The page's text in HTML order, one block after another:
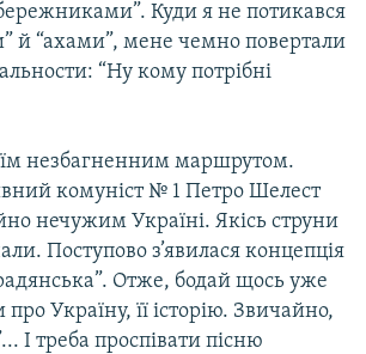
Куди я не потикався
й “ахами”, мене чемно повертали
“Ну кому потрібні
незбагненним маршрутом.
комуніст № 1 Петро Шелест
нечужим Україні. Якісь струни
Поступово з’явилася концепція
Отже, бодай щось уже
Україну, її історію. Звичайно,
І треба проспівати пісню